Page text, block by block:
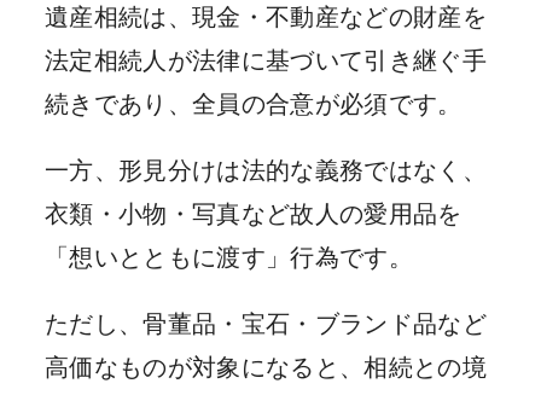
遺産相続は、現金・不動産などの財産を
法定相続人が法律に基づいて引き継ぐ手
続きであり、全員の合意が必須です。
一方、形見分けは法的な義務ではなく、
衣類・小物・写真など故人の愛用品を
「想いとともに渡す」行為です。
ただし、骨董品・宝石・ブランド品など
高価なものが対象になると、相続との境